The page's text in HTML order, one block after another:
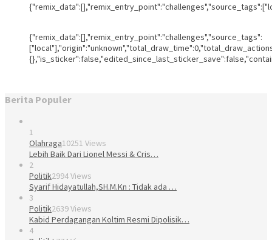
{"remix_data":[],"remix_entry_point":"challenges","source_tags":
Berita Populer
1
Olahraga10251 Views
Lebih Baik Dari Lionel Messi & Cris…
2
Politik2994 Views
Syarif Hidayatullah,SH.M.Kn : Tidak ada …
3
Politik2639 Views
Kabid Perdagangan Koltim Resmi Dipolisik…
4